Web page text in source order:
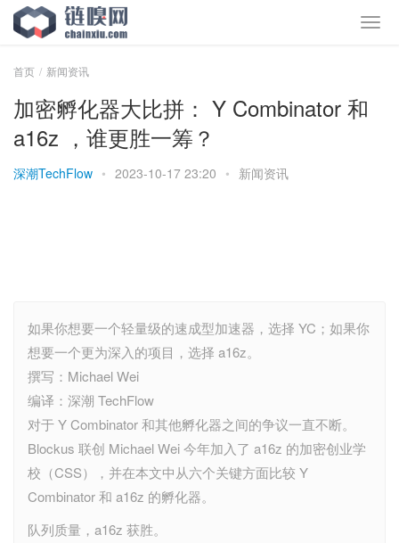
首页 新闻资讯
加密孵化器大比拼： Y Combinator 和
a16z ，谁更胜一筹？
深潮TechFlow • 2023-10-17 23:20 • 新闻资讯
如果你想要一个轻量级的速成型加速器，选择 YC；如果你
想要一个更为深入的项目，选择 a16z。
撰写：Michael Wei
编译：深潮 TechFlow
对于 Y Combinator 和其他孵化器之间的争议一直不断。
Blockus 联创 Michael Wei 今年加入了 a16z 的加密创业学
校（CSS），并在本文中从六个关键方面比较 Y
Combinator 和 a16z 的孵化器。
队列质量，a16z 获胜。